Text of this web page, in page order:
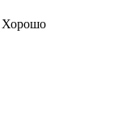
Хорошо